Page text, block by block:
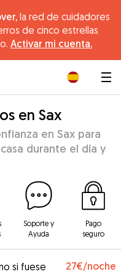
la red de cuidadores
de cinco estrellas
Activar mi cuenta.
en Sax
en Sax para
durante el día y
Soporte y
Ayuda
Pago
seguro
si fuese
27€/noche